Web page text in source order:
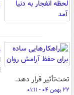
۸
تحت‌تأثیر قرار دهد.
۲۲ بهمن ۰۴ - ۰۱:۱۱